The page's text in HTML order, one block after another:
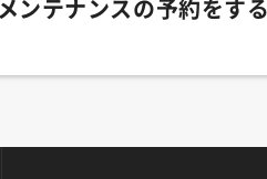
メンテナンスの予約をする